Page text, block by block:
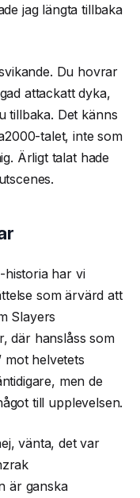
jag längta tillbaka
Du hovrar
attackatt dyka,
tillbaka. Det känns
talet, inte som
Ärligt talat hade
historia har vi
som ärvärd att
Slayers
där hanslåss som
mot helvetets
men de
till upplevelsen.
vänta, det var
är ganska